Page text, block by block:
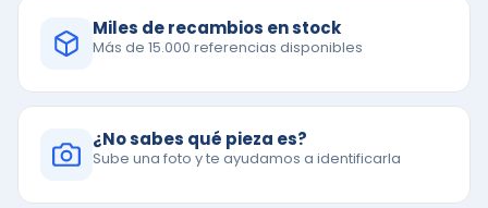
Miles de recambios en stock
Más de 15.000 referencias disponibles
¿No sabes qué pieza es?
Sube una foto y te ayudamos a identificarla